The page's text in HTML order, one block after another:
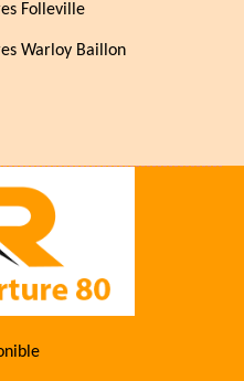
Folleville
Warloy Baillon